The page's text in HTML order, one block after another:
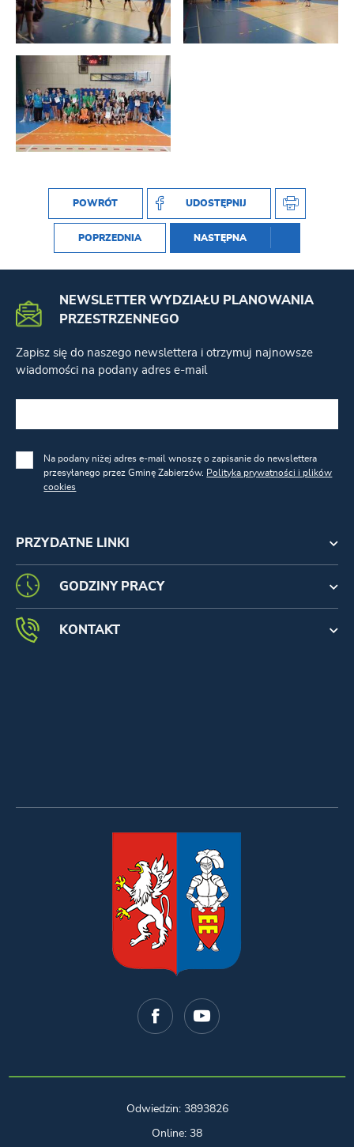
POWRÓT UDOSTĘPNIJ
POPRZEDNIA NASTĘPNA
PRZYDATNE LINKI
NEWSLETTER WYDZIAŁU PLANOWANIA
PRZESTRZENNEGO
Zapisz się do naszego newslettera i otrzymuj najnowsze
wiadomości na podany adres e-mail
Na podany niżej adres e-mail wnoszę o zapisanie do newslettera
przesyłanego przez Gminę Zabierzów. Polityka prywatności i plików
cookies
GODZINY PRACY
KONTAKT
Odwiedzin: 3893826
Online: 38